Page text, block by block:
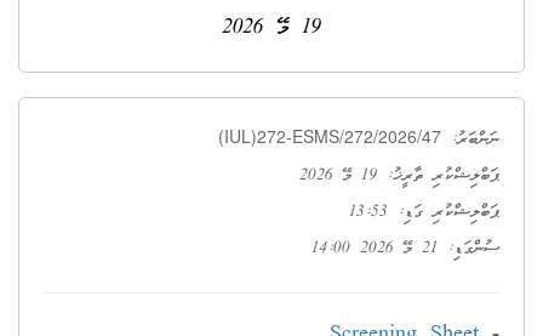
19 މޭ 2026
ނަންބަރު: (IUL)272-ESMS/272/2026/47
ޕަބްލިޝްކުރި ތާރީޚު: 19 މޭ 2026
ޕަބްލިޝްކުރި ގަޑި: 13:53
ސުންގަޑި: 21 މޭ 2026 14:00